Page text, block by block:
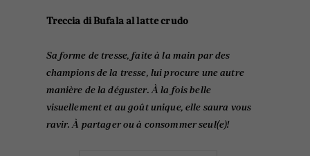
Treccia di Bufala al latte crudo
Sa forme de tresse, faite à la main par des
champions de la tresse, lui procure une autre
manière de la déguster. À la fois belle
visuellement et au goût unique, elle saura vous
ravir. À partager ou à consommer seul(e)!